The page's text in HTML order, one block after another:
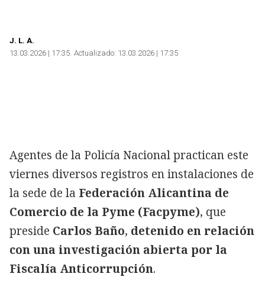
J. L. A.
13.03.2026 | 17:35 Actualizado: 13.03.2026 | 17:35
Agentes de la Policía Nacional practican este
viernes diversos registros en instalaciones de
la sede de la Federación Alicantina de
Comercio de la Pyme (Facpyme), que
preside Carlos Baño, detenido en relación
con una investigación abierta por la
Fiscalía Anticorrupción.